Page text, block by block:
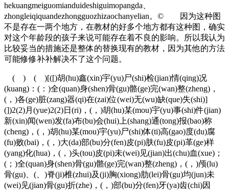
hekuangmeiguomianduideshiguimopangda、
zhongleiqiquandezhongguozhizaochanyelian。© 因为这种图
不是存在一两个地方，在教材的好多个地方都有这种图，确实
对这个年龄段的孩子来说可能存在着不良的影响。所以我认为
比较妥当的措施还是整体的替换现有的教材，因为其他的方法
可能修修补补解决不了这个问题。
( ) ( )[([)胡(hu)鑫(xin)宇(yu)尸(shi)检(jian)情(qing)况
(kuang)：(：)全(quan)身(shen)骨(gu)骼(ge)完(wan)整(zheng)，
(，)各(ge)脏(zang)器(qi)在(zai)位(wei)无(wu)缺(que)失(shi)]
(])2(2)月(yue)2(2)日(ri)，(，)胡(hu)某(mou)宇(yu)事(shi)件(jian)
新(xin)闻(wen)发(fa)布(bu)会(hui)上(shang)通(tong)报(bao)称
(cheng)，(，)胡(hu)某(mou)宇(yu)尸(shi)体(ti)高(gao)度(du)腐
(fu)败(bai)，(，)大(da)部(bu)分(fen)皮(pi)肤(fu)皮(pi)革(ge)样
(yang)化(hua)，(，)头(tou)皮(pi)未(wei)见(jian)出(chu)血(xue)；
(；)全(quan)身(shen)骨(gu)骼(ge)完(wan)整(zheng)，(，)颅(lu)
骨(gu)、(、)脊(ji)椎(zhui)及(ji)胸(xiong)肋(lei)骨(gu)均(jun)未
(wei)见(jian)骨(gu)折(zhe)，(，)部(bu)分(fen)牙(ya)齿(chi)因